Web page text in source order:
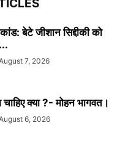
बेटे जीशान सिद्दीकी को
7, 2026
क्या ?- मोहन भागवत।
6, 2026